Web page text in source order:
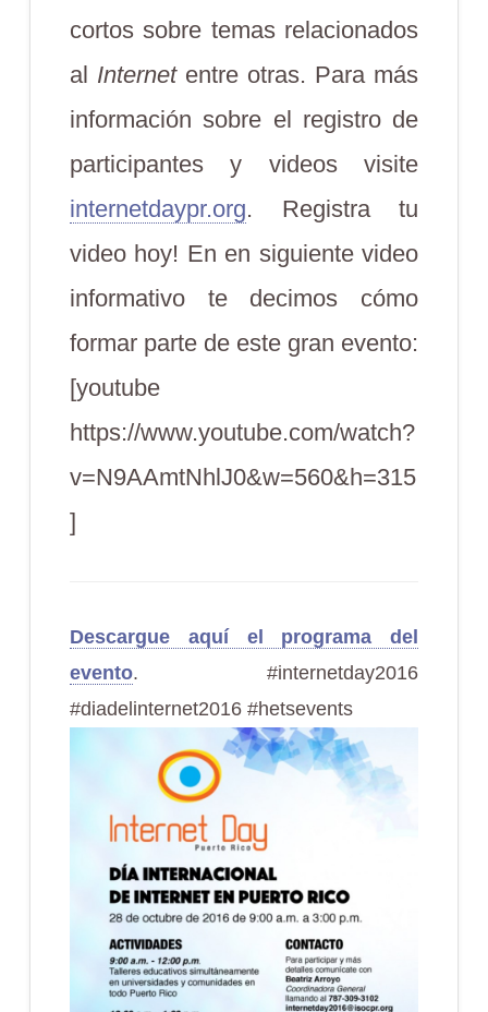
cortos sobre temas relacionados
al Internetentre otras. Para más
información sobre el registro de
participantes y videos visite
internetdaypr.org. Registra tu
video hoy! En en siguiente video
informativo te decimos cómo
formar parte de este gran evento:
[youtube
https://www.youtube.com/watch?
v=N9AAmtNhlJ0&w=560&h=315
]
Descargue aquí el programa del
evento. #internetday2016
#diadelinternet2016 #hetsevents